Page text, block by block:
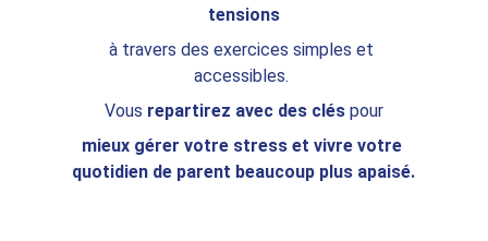
tensions
à travers des exercices simples et
accessibles.
Vous repartirez avec des clés pour
mieux gérer votre stress et vivre votre
quotidien de parent beaucoup plus apaisé.